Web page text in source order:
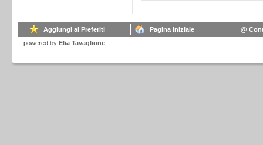
Aggiungi ai Preferiti Pagina Iniziale
@
powered by Elia Tavaglione